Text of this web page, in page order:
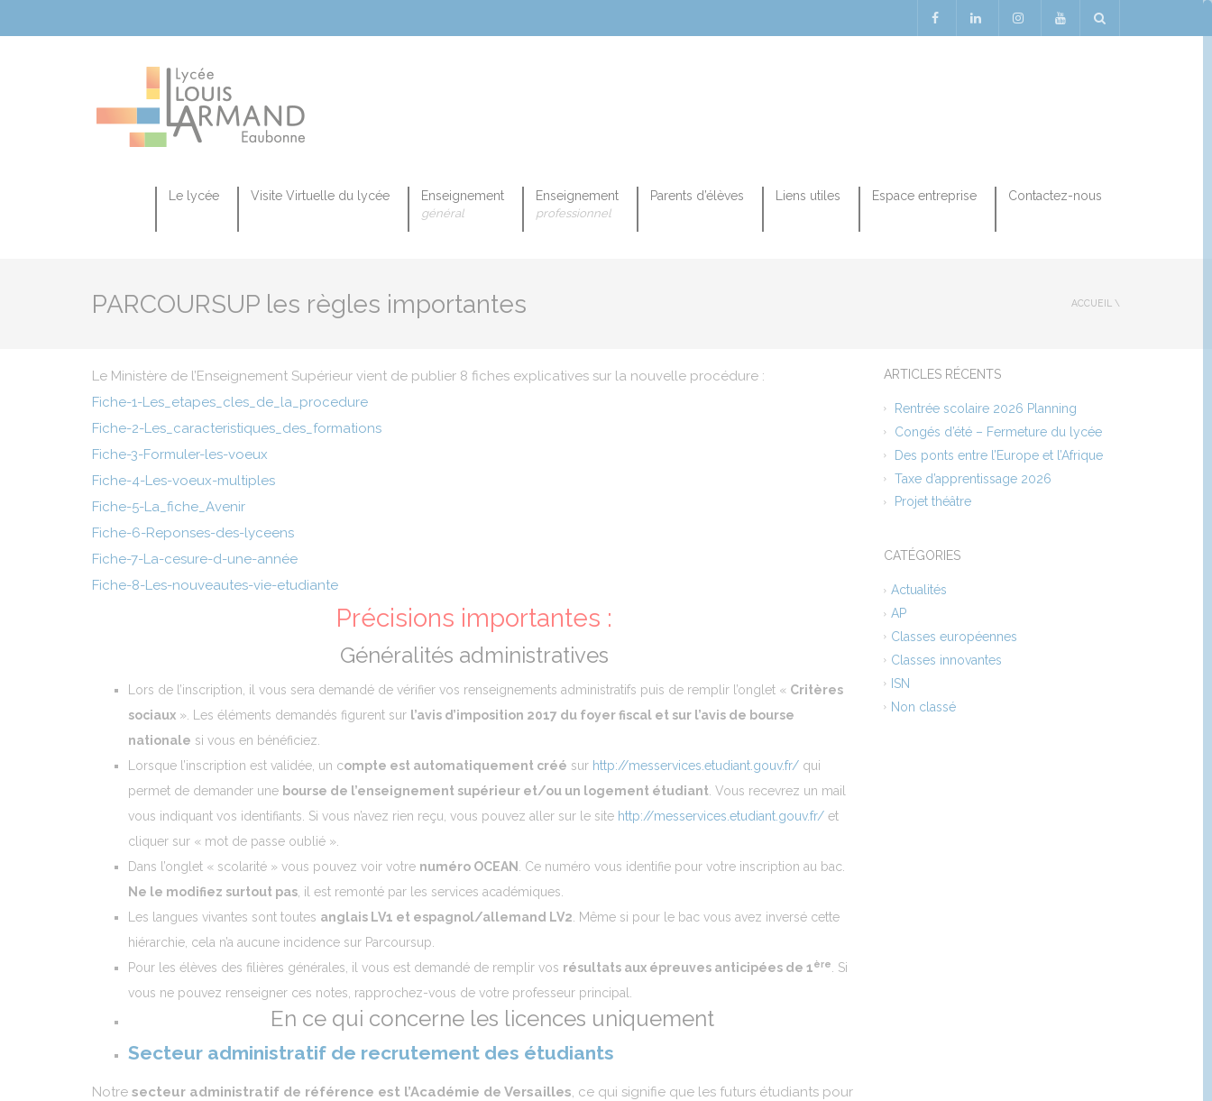
Le lycée Visite Virtuelle du lycée Enseignement
général
Enseignement
professionnel
Parents d’élèves Liens utiles Espace entreprise Contactez-nous
PARCOURSUP les règles importantes ACCUEIL \
Le Ministère de l’Enseignement Supérieur vient de publier 8 fiches explicatives sur la nouvelle procédure :
Fiche-1-Les_etapes_cles_de_la_procedure
Fiche-2-Les_caracteristiques_des_formations
Fiche-3-Formuler-les-voeux
Fiche-4-Les-voeux-multiples
Fiche-5-La_fiche_Avenir
Fiche-6-Reponses-des-lyceens
Fiche-7-La-cesure-d-une-année
Fiche-8-Les-nouveautes-vie-etudiante
Précisions importantes :
Généralités administratives
Lors de l’inscription, il vous sera demandé de vérifier vos renseignements administratifs puis de remplir l’onglet « Critères
sociaux ». Les éléments demandés figurent sur l’avis d’imposition 2017 du foyer fiscal et sur l’avis de bourse
nationale si vous en bénéficiez.
Lorsque l’inscription est validée, un compte est automatiquement créé sur http://messervices.etudiant.gouv.fr/ qui
permet de demander une bourse de l’enseignement supérieur et/ou un logement étudiant . Vous recevrez un mail
vous indiquant vos identifiants. Si vous n’avez rien reçu, vous pouvez aller sur le site http://messervices.etudiant.gouv.fr/ et
cliquer sur « mot de passe oublié ».
Dans l’onglet « scolarité » vous pouvez voir votre numéro OCEAN
. Ce numéro vous identifie pour votre inscription au bac.
Ne le modifiez surtout pas , il est remonté par les services académiques.
Les langues vivantes sont toutes anglais LV1 et espagnol/allemand LV2 . Même si pour le bac vous avez inversé cette
hiérarchie, cela n’a aucune incidence sur Parcoursup.
Pour les élèves des filières générales, il vous est demandé de remplir vos résultats aux épreuves anticipées de 1ère
. Si
vous ne pouvez renseigner ces notes, rapprochez-vous de votre professeur principal.
En ce qui concerne les licences uniquement
Secteur administratif de recrutement des étudiants
Notre secteur administratif de référence est l’Académie de Versailles, ce qui signifie que les futurs étudiants pour
ARTICLES RÉCENTS
Rentrée scolaire 2026 Planning
Congés d’été – Fermeture du lycée
Des ponts entre l’Europe et l’Afrique
Taxe d’apprentissage 2026
Projet théâtre
CATÉGORIES
Actualités
AP
Classes européennes
Classes innovantes
ISN
Non classé